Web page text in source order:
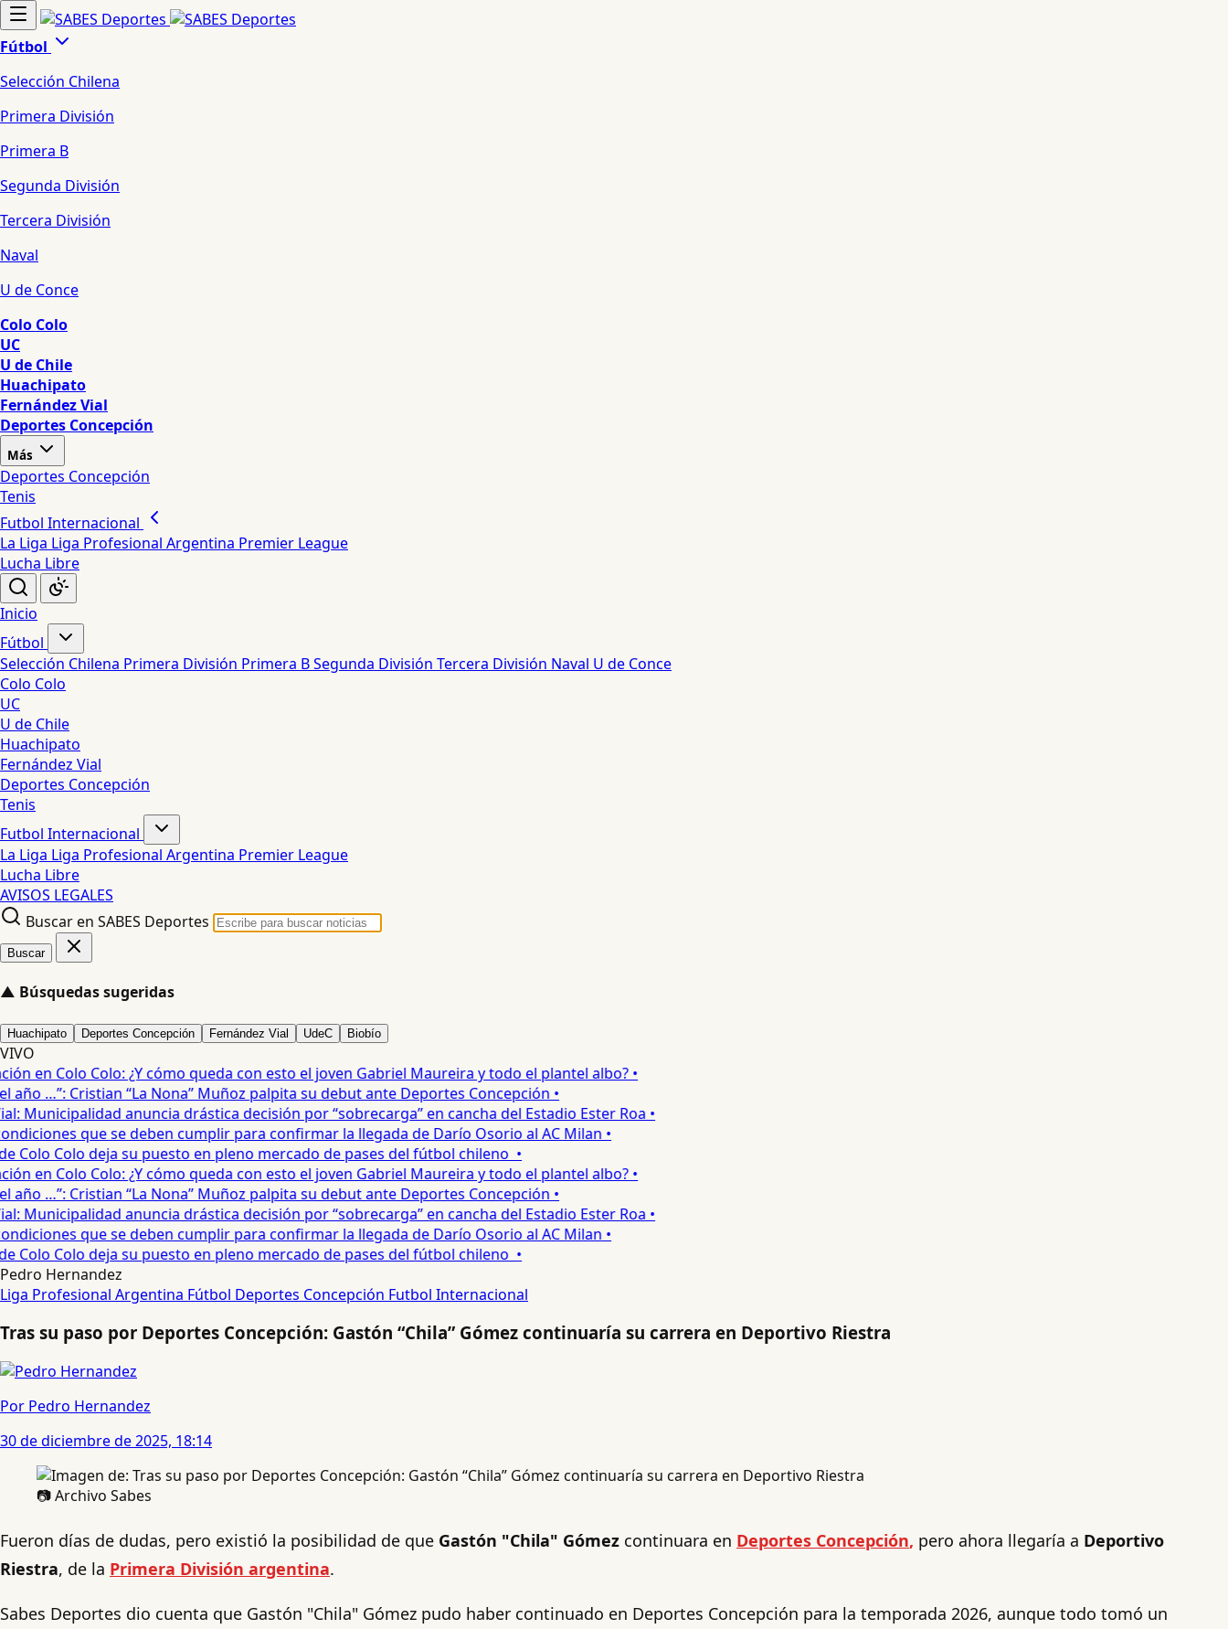
Fútbol
Selección Chilena
Primera División
Primera B
Segunda División
Tercera División
Naval
U de Conce
Colo Colo
UC
U de Chile
Huachipato
Fernández Vial
Deportes Concepción
Más
Deportes Concepción
Tenis
Futbol Internacional
La Liga Liga Profesional Argentina Premier League
Lucha Libre
Inicio
Fútbol
Selección Chilena Primera División Primera BSegunda División Tercera División Naval U de Conce
Colo Colo
UC
U de Chile
Huachipato
Fernández Vial
Deportes Concepción
Tenis
Futbol Internacional
La Liga Liga Profesional Argentina Premier League
Lucha Libre
AVISOS LEGALES
Buscar en SABES Deportes
Buscar
▲ Búsquedas sugeridas
Huachipato Deportes Concepción Fernández Vial UdeC Biobío
VIVO
en Colo Colo: ¿Y cómo queda con esto el joven Gabriel Maureira y todo el plantel albo? •
…”: Cristian “La Nona” Muñoz palpita su debut ante Deportes Concepción •
Municipalidad anuncia drástica decisión por “sobrecarga” en cancha del Estadio Ester Roa •
que se deben cumplir para confirmar la llegada de Darío Osorio al AC Milan •
Colo Colo deja su puesto en pleno mercado de pases del fútbol chileno •
en Colo Colo: ¿Y cómo queda con esto el joven Gabriel Maureira y todo el plantel albo? •
…”: Cristian “La Nona” Muñoz palpita su debut ante Deportes Concepción •
Municipalidad anuncia drástica decisión por “sobrecarga” en cancha del Estadio Ester Roa •
que se deben cumplir para confirmar la llegada de Darío Osorio al AC Milan •
Colo Colo deja su puesto en pleno mercado de pases del fútbol chileno •
Pedro Hernandez
Liga Profesional Argentina Fútbol Deportes Concepción Futbol Internacional
Tras su paso por Deportes Concepción: Gastón “Chila” Gómez continuaría su carrera en Deportivo Riestra
Por Pedro Hernandez
30 de diciembre de 2025, 18:14
📷 Archivo Sabes
Fueron días de dudas, pero existió la posibilidad de que Gastón "Chila" Gómez continuara en Deportes Concepción, pero ahora llegaría a Deportivo
Riestra, de la Primera División argentina.
Sabes Deportes dio cuenta que Gastón "Chila" Gómez pudo haber continuado en Deportes Concepción para la temporada 2026, aunque todo tomó un